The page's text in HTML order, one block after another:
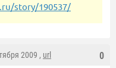
story/190537/
0
2009 , url